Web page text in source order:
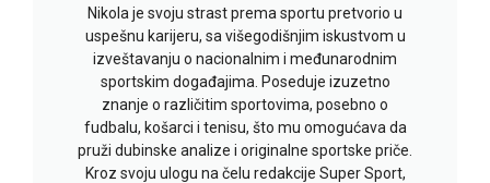
Nikola je svoju strast prema sportu pretvorio u
uspešnu karijeru, sa višegodišnjim iskustvom u
izveštavanju o nacionalnim i međunarodnim
sportskim događajima. Poseduje izuzetno
znanje o različitim sportovima, posebno o
fudbalu, košarci i tenisu, što mu omogućava da
pruži dubinske analize i originalne sportske priče.
Kroz svoju ulogu na čelu redakcije Super Sport,